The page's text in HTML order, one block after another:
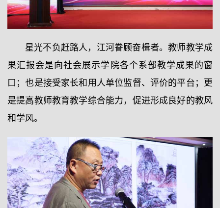
星光不负赶路人，江河眷顾奋楫者。教师教学成
果汇报会是向社会展示学院各个系部教学成果的窗
口；也是接受家长和用人单位监督、评价的平台；更
是提高教师教育教学综合能力，促进形成良好的教风
和学风。